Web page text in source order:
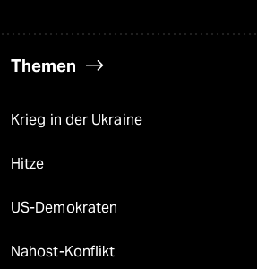
Themen
Krieg in der Ukraine
Hitze
US-Demokraten
Nahost-Konflikt